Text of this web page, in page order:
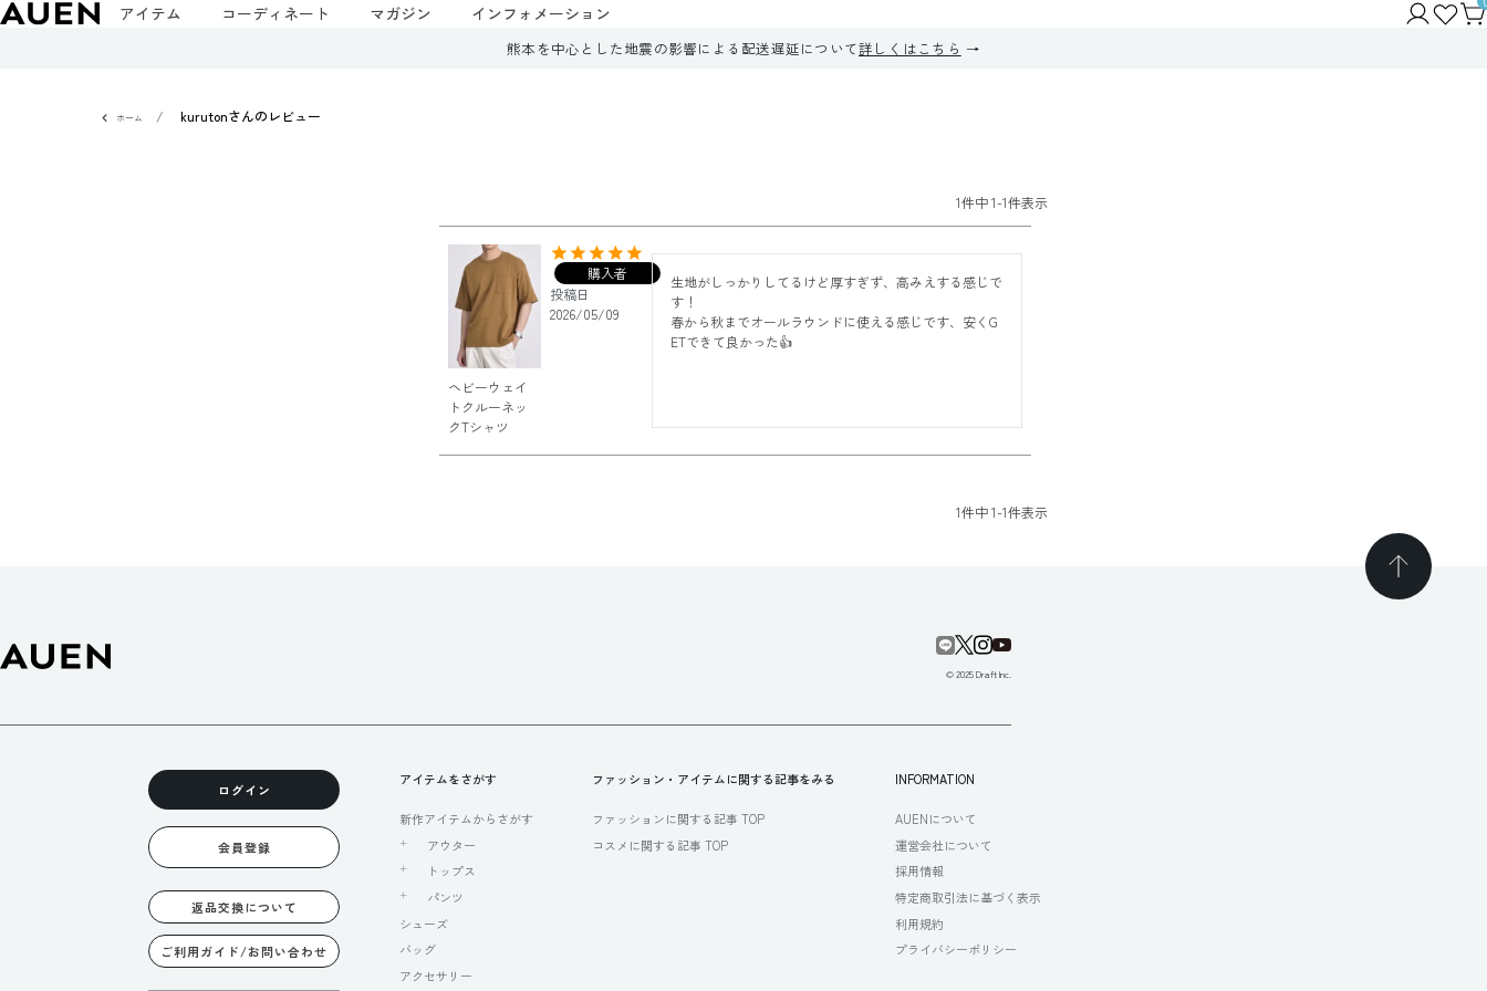
アイテム コーディネート マガジン インフォメーション
熊本を中心とした地震の影響による配送遅延について詳しくはこちら
ホーム kurutonさんのレビュー
1件中1-1件表示
ヘビーウェイ
トクルーネッ
クTシャツ
購入者
投稿日
2026/05/09
生地がしっかりしてるけど厚すぎず、高みえする感じで
す！
春から秋までオールラウンドに使える感じです、安くG
ETできて良かった👍
1件中1-1件表示
© 2025 Draft Inc.
ログイン
会員登録
返品交換について
ご利用ガイド/お問い合わせ
アイテムをさがす
新作アイテムからさがす
アウター
トップス
パンツ
シューズ
バッグ
アクセサリー
ファッション・アイテムに関する記事をみる
ファッションに関する記事 TOP
コスメに関する記事 TOP
INFORMATION
AUENについて
運営会社について
採用情報
特定商取引法に基づく表示
利用規約
プライバシーポリシー